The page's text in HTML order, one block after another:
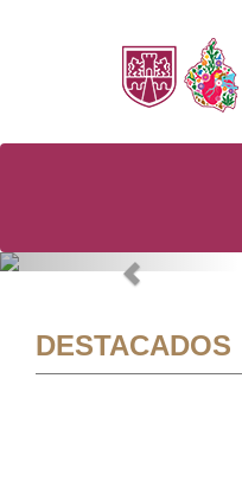
Previous
DESTACADOS